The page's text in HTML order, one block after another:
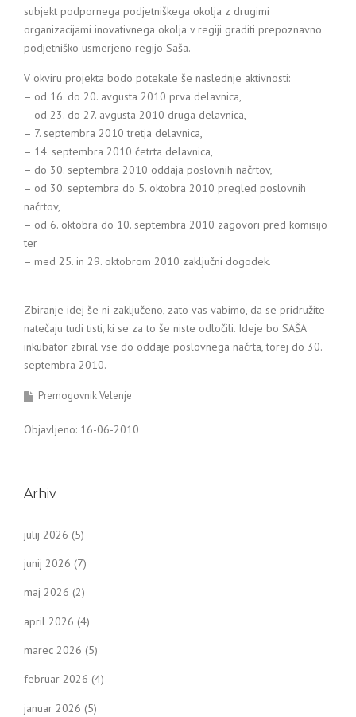
subjekt podpornega podjetniškega okolja z drugimi
organizacijami inovativnega okolja v regiji graditi prepoznavno
podjetniško usmerjeno regijo Saša.
V okviru projekta bodo potekale še naslednje aktivnosti:
– od 16. do 20. avgusta 2010 prva delavnica,
– od 23. do 27. avgusta 2010 druga delavnica,
– 7. septembra 2010 tretja delavnica,
– 14. septembra 2010 četrta delavnica,
– do 30. septembra 2010 oddaja poslovnih načrtov,
– od 30. septembra do 5. oktobra 2010 pregled poslovnih
načrtov,
– od 6. oktobra do 10. septembra 2010 zagovori pred komisijo
ter
– med 25. in 29. oktobrom 2010 zaključni dogodek.
Zbiranje idej še ni zaključeno, zato vas vabimo, da se pridružite
natečaju tudi tisti, ki se za to še niste odločili. Ideje bo SAŠA
inkubator zbiral vse do oddaje poslovnega načrta, torej do 30.
septembra 2010.
Premogovnik Velenje
Objavljeno: 16-06-2010
Arhiv
julij 2026 (5)
junij 2026 (7)
maj 2026 (2)
april 2026 (4)
marec 2026 (5)
februar 2026 (4)
januar 2026 (5)